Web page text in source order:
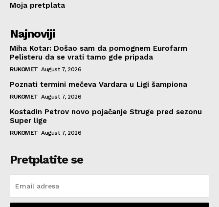
Moja pretplata
Najnoviji
Miha Kotar: Došao sam da pomognem Eurofarm
Pelisteru da se vrati tamo gde pripada
RUKOMET August 7, 2026
Poznati termini mečeva Vardara u Ligi šampiona
RUKOMET August 7, 2026
Kostadin Petrov novo pojačanje Struge pred sezonu
Super lige
RUKOMET August 7, 2026
Pretplatite se